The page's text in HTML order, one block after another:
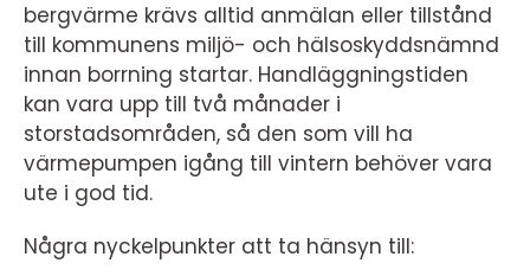
bergvärme krävs alltid anmälan eller tillstånd
till kommunens miljö- och hälsoskyddsnämnd
innan borrning startar. Handläggningstiden
kan vara upp till två månader i
storstadsområden, så den som vill ha
värmepumpen igång till vintern behöver vara
ute i god tid.
Några nyckelpunkter att ta hänsyn till: